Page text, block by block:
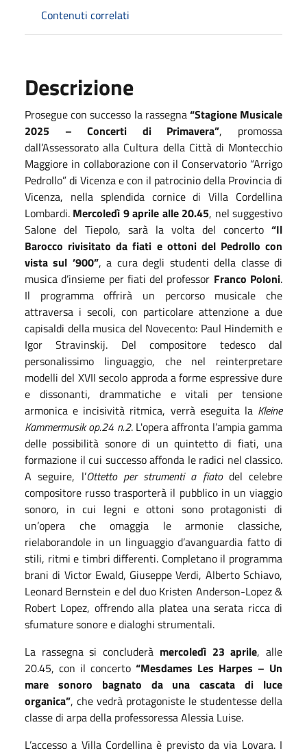
Contenuti correlati
Descrizione
Prosegue con successo la rassegna“Stagione Musicale
2025 – Concerti di Primavera”, promossa
dall’Assessorato alla Cultura della Città di Montecchio
Maggiore in collaborazione con il Conservatorio “Arrigo
Pedrollo” di Vicenza e con il patrocinio della Provincia di
Vicenza, nella splendida cornice di Villa Cordellina
Lombardi. Mercoledì 9 aprile alle 20.45, nel suggestivo
Salone del Tiepolo, sarà la volta del concerto “Il
Barocco rivisitato da fiati e ottoni del Pedrollo con
vista sul ’900”, a cura degli studenti della classe di
musica d’insieme per fiati del professor Franco Poloni.
Il programma offrirà un percorso musicale che
attraversa i secoli, con particolare attenzione a due
capisaldi della musica del Novecento: Paul Hindemith e
Igor Stravinskij. Del compositore tedesco dal
personalissimo linguaggio, che nel reinterpretare
modelli del XVII secolo approda a forme espressive dure
e dissonanti, drammatiche e vitali per tensione
armonica e incisività ritmica, verrà eseguita la Kleine
Kammermusik op.24 n.2. L'opera affronta l’ampia gamma
delle possibilità sonore di un quintetto di fiati, una
formazione il cui successo affonda le radici nel classico.
A seguire, l’Ottetto per strumenti a fiatodel celebre
compositore russo trasporterà il pubblico in un viaggio
sonoro, in cui legni e ottoni sono protagonisti di
un’opera che omaggia le armonie classiche,
rielaborandole in un linguaggio d’avanguardia fatto di
stili, ritmi e timbri differenti. Completano il programma
brani di Victor Ewald, Giuseppe Verdi, Alberto Schiavo,
Leonard Bernstein e del duo Kristen Anderson-Lopez &
Robert Lopez, offrendo alla platea una serata ricca di
sfumature sonore e dialoghi strumentali.
La rassegna si concluderà mercoledì 23 aprile, alle
20.45, con il concerto “Mesdames Les Harpes – Un
mare sonoro bagnato da una cascata di luce
organica”, che vedrà protagoniste le studentesse della
classe di arpa della professoressa Alessia Luise.
L’accesso a Villa Cordellina è previsto da via Lovara. I